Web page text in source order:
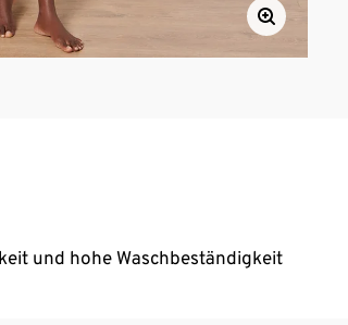
und hohe Waschbeständigkeit